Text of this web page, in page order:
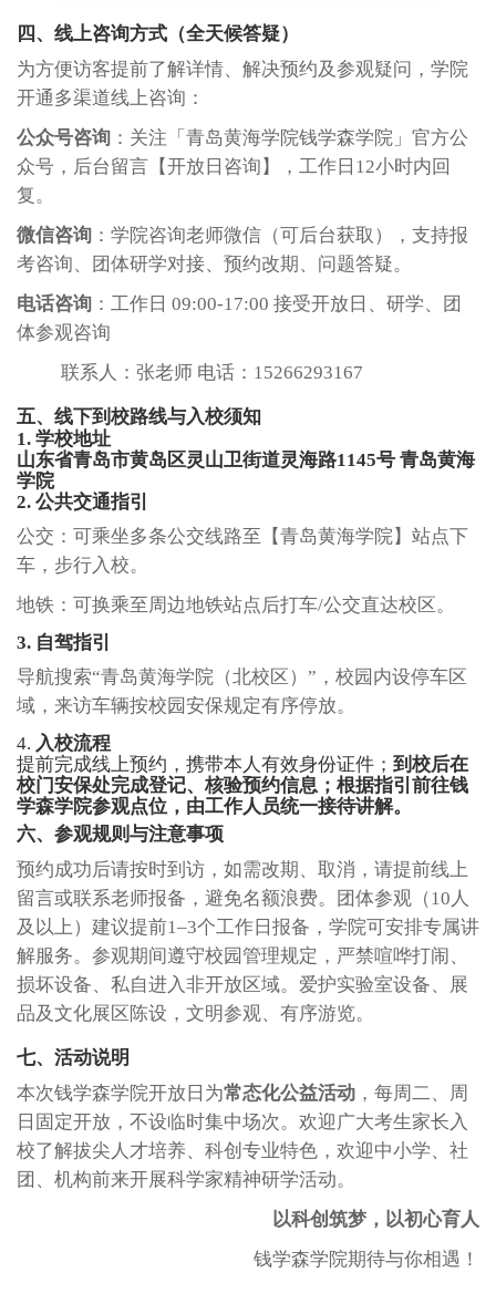
四、线上咨询方式（全天候答疑）
为方便访客提前了解详情、解决预约及参观疑问，学院
开通多渠道线上咨询：
公众号咨询 ：关注「青岛黄海学院钱学森学院」官方公
众号，后台留言【开放日咨询】，工作日 12小时内回
复。
微信咨询 ：学院咨询老师微信（可后台获取），支持报
考咨询、团体研学对接、预约改期、问题答疑。
电话咨询 ：工作日 09:00-17:00 接受开放日、研学、团
体参观咨询
联系人：张老师 电话： 15266293167
五、线下到校路线与入校须知
1. 学校地址
山东省青岛市黄岛区灵山卫街道灵海路1145号 青岛黄海
学院
2. 公共交通指引
公交：可乘坐多条公交线路至【青岛黄海学院】站点下
车，步行入校。
地铁：可换乘至周边地铁站点后打车/公交直达校区。
3. 自驾指引
导航搜索“青岛黄海学院（北校区）”，校园内设停车区
域，来访车辆按校园安保规定有序停放。
4. 入校流程
提前完成线上预约，携带本人有效身份证件； 到校后在
校门安保处完成登记、核验预约信息；根据指引前往钱
学森学院参观点位，由工作人员统一接待讲解。
六、参观规则与注意事项
预约成功后请按时到访，如需改期、取消，请提前线上
留言或联系老师报备，避免名额浪费。团体参观（10人
及以上）建议提前1–3个工作日报备，学院可安排专属讲
解服务。参观期间遵守校园管理规定，严禁喧哗打闹、
损坏设备、私自进入非开放区域。爱护实验室设备、展
品及文化展区陈设，文明参观、有序游览。
七、活动说明
本次钱学森学院开放日为常态化公益活动 ，每周二、周
日固定开放，不设临时集中场次。欢迎广大考生家长入
校了解拔尖人才培养、科创专业特色，欢迎中小学、社
团、机构前来开展科学家精神研学活动。
以科创筑梦，以初心育人
钱学森学院期待与你相遇！